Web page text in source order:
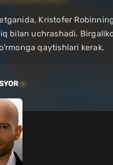
Kristofer
bilan uchrashadi.
qaytishlari kerak.
1